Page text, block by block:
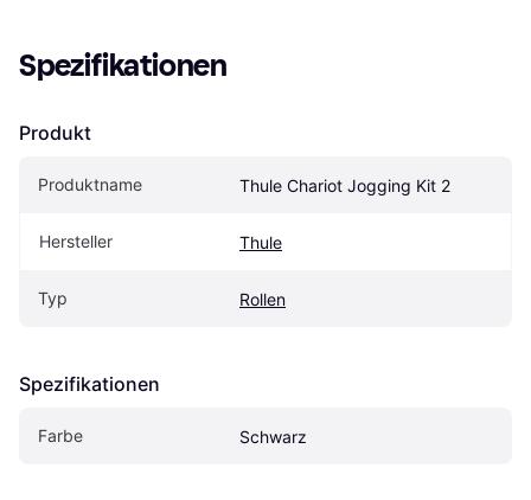
Spezifikationen
Produkt
Produktname Thule Chariot Jogging Kit 2
Hersteller Thule
Typ Rollen
Spezifikationen
Farbe Schwarz